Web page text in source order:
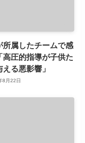
所属したチームで感
高圧的指導が子供た
る悪影響」
8月22日